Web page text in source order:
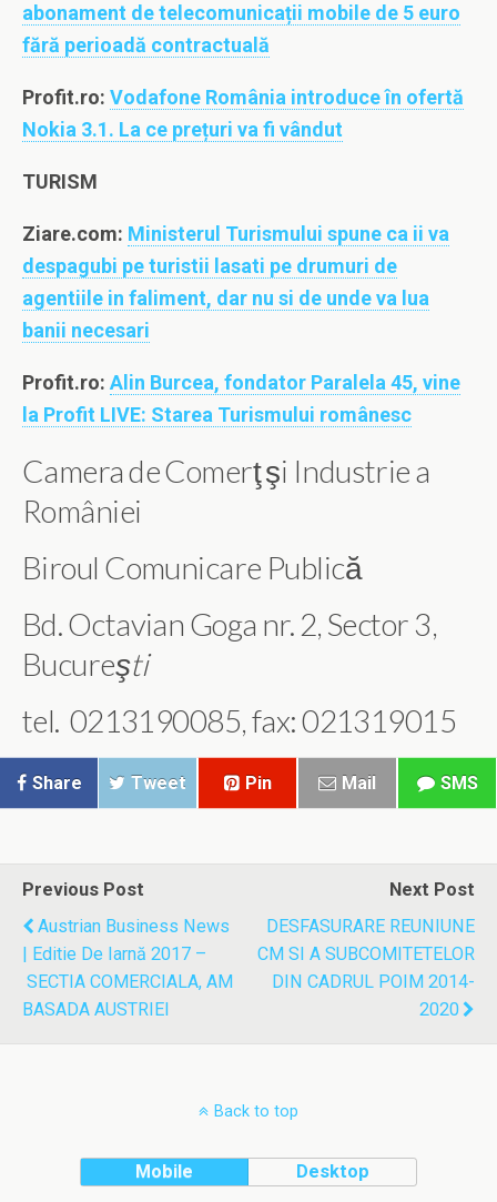
abonament de telecomunicații mobile de 5 euro
fără perioadă contractuală
Profit.ro: Vodafone România introduce în ofertă
Nokia 3.1. La ce prețuri va fi vândut
TURISM
Ziare.com: Ministerul Turismului spune ca ii va
despagubi pe turistii lasati pe drumuri de
agentiile in faliment, dar nu si de unde va lua
banii necesari
Profit.ro: Alin Burcea, fondator Paralela 45, vine
la Profit LIVE: Starea Turismului românesc
Camera de Comerţ şi Industrie a
României
Biroul Comunicare Publică
Bd. Octavian Goga nr. 2, Sector 3,
Bucureşti
tel. 0213190085, fax: 021319015
Share Tweet Pin Mail SMS
Previous Post
Austrian Business News
| Editie De Iarnă 2017 –
SECTIA COMERCIALA, AM
BASADA AUSTRIEI
Next Post
DESFASURARE REUNIUNE
CM SI A SUBCOMITETELOR
DIN CADRUL POIM 2014-
2020
Back to top
Mobile Desktop